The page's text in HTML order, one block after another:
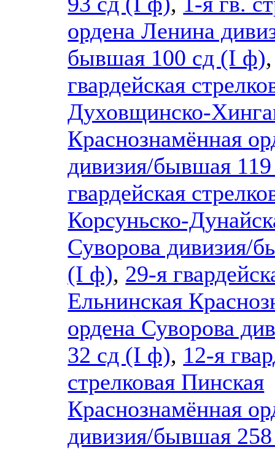
ордена Ленина
бывшая 100 сд (I ф)
гвардейская
Духовщинско-
Краснознамённая
дивизия/бывшая
гвардейская
Корсуньско-
Суворова
(I ф), 29-я
Ельнинская
ордена Суворова
32 сд (I ф), 12-я
стрелковая Пинская
Краснознамённая
дивизия/бывшая